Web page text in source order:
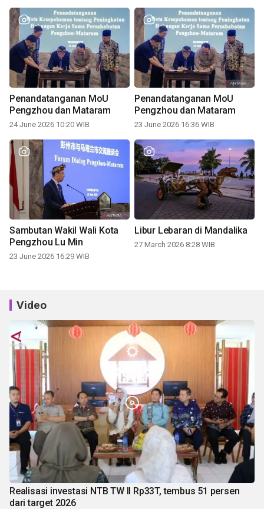
Penandatanganan MoU
Pengzhou dan Mataram
24 June 2026 10:20 WIB
Penandatanganan MoU
Pengzhou dan Mataram
23 June 2026 16:36 WIB
Sambutan Wakil Wali Kota
Pengzhou Lu Min
23 June 2026 16:29 WIB
Libur Lebaran di Mandalika
27 March 2026 8:28 WIB
Video
Realisasi investasi NTB TW II Rp33T, tembus 51 persen
dari target 2026